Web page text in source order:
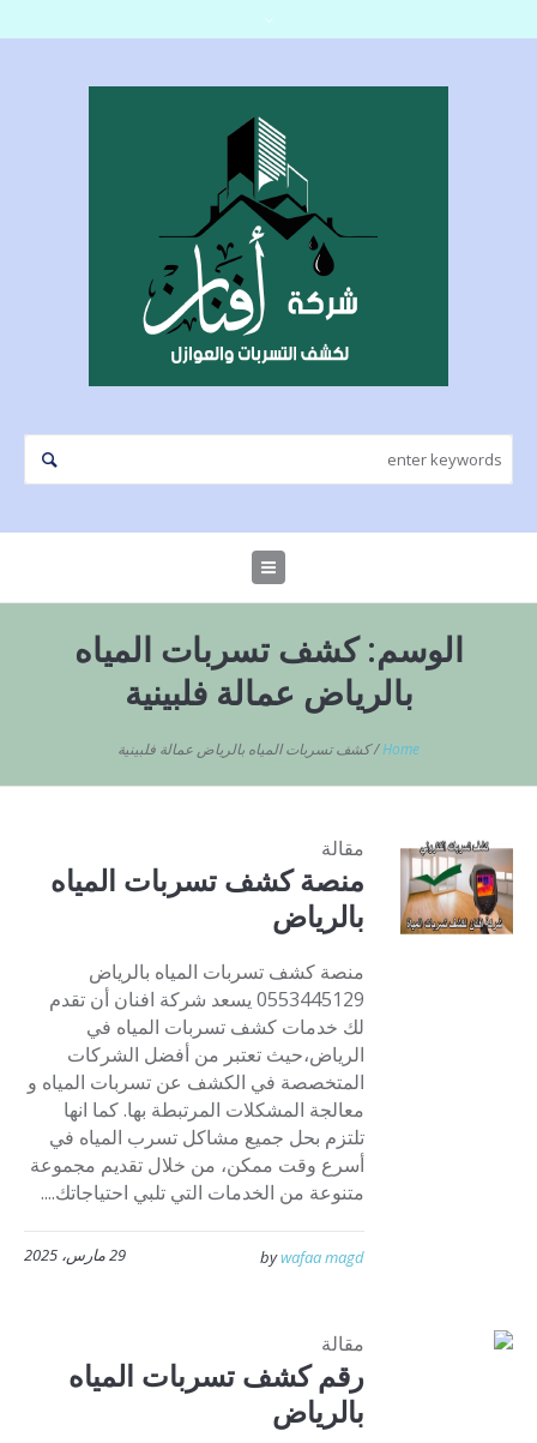
الوسم:كشف تسربات المياه
بالرياض عمالة فلبينية
Home
/كشف تسربات المياه بالرياض عمالة فلبينية
مقالة
منصة كشف تسربات المياه
بالرياض
منصة كشف تسربات المياه بالرياض
0553445129 يسعد شركة افنان أن تقدم
لك خدمات كشف تسربات المياه في
الرياض،حيث تعتبر من أفضل الشركات
المتخصصة في الكشف عن تسربات المياه و
معالجة المشكلات المرتبطة بها. كما انها
تلتزم بحل جميع مشاكل تسرب المياه في
أسرع وقت ممكن، من خلال تقديم مجموعة
متنوعة من الخدمات التي تلبي احتياجاتك....
29 مارس، 2025 bywafaa magd
مقالة
رقم كشف تسربات المياه
بالرياض